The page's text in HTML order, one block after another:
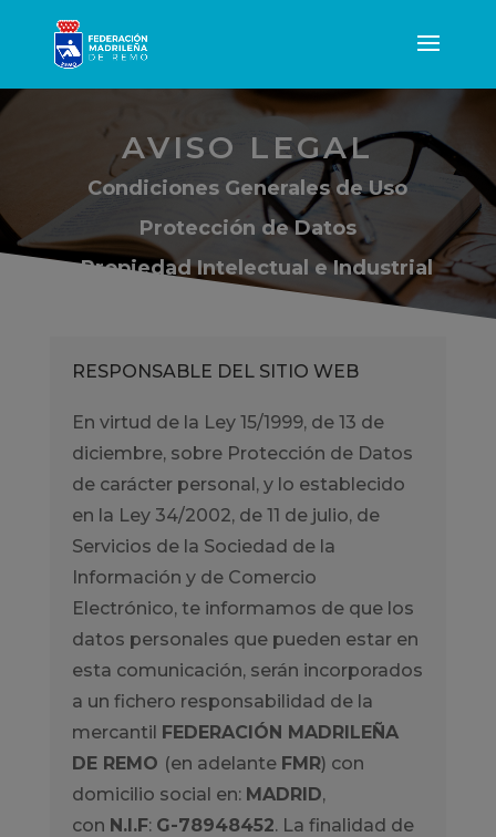
AVISO LEGAL
Condiciones Generales de Uso
Protección de Datos
y Propiedad Intelectual e Industrial
RESPONSABLE DEL SITIO WEB
En virtud de la Ley 15/1999, de 13 de
diciembre, sobre Protección de Datos
de carácter personal, y lo establecido
en la Ley 34/2002, de 11 de julio, de
Servicios de la Sociedad de la
Información y de Comercio
Electrónico, te informamos de que los
datos personales que pueden estar en
esta comunicación, serán incorporados
a un fichero responsabilidad de la
mercantil FEDERACIÓN MADRILEÑA
DE REMO (en adelante FMR) con
domicilio social en: MADRID,
con N.I.F: G-78948452. La finalidad de